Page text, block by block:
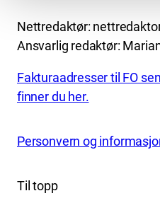
Nettredaktør:
Ansvarlig redaktør:
Fakturaadresser til FO
finner du her.
Personvern og
Til topp